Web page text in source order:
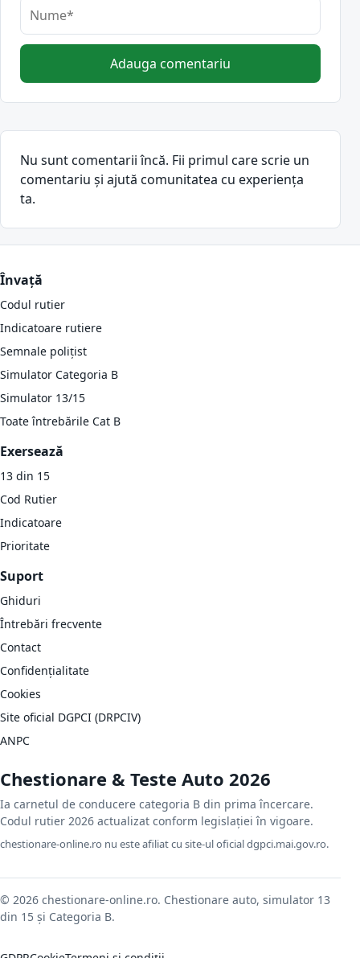
Adauga comentariu
Nu sunt comentarii încă. Fii primul care scrie un
comentariu și ajută comunitatea cu experiența
ta.
Învață
Codul rutier
Indicatoare rutiere
Semnale polițist
Simulator Categoria B
Simulator 13/15
Toate întrebările Cat B
Exersează
13 din 15
Cod Rutier
Indicatoare
Prioritate
Suport
Ghiduri
Întrebări frecvente
Contact
Confidențialitate
Cookies
Site oficial DGPCI (DRPCIV)
ANPC
Chestionare & Teste Auto 2026
Ia carnetul de conducere categoria B din prima încercare.
Codul rutier 2026 actualizat conform legislației în vigoare.
chestionare-online.ro nu este afiliat cu site-ul oficial dgpci.mai.gov.ro.
© 2026 chestionare-online.ro. Chestionare auto, simulator 13
din 15 și Categoria B.